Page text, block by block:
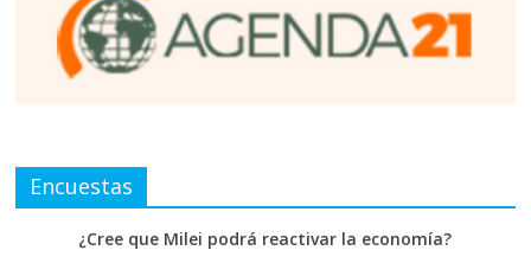
Encuestas
¿Cree que Milei podrá reactivar la economía?